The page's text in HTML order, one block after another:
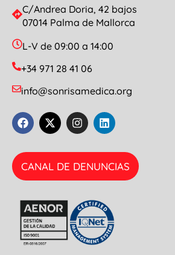
C/Andrea Doria, 42 bajos
07014 Palma de Mallorca
L-V de 09:00 a 14:00
+34 971 28 41 06
info@sonrisamedica.org
CANAL DE DENUNCIAS